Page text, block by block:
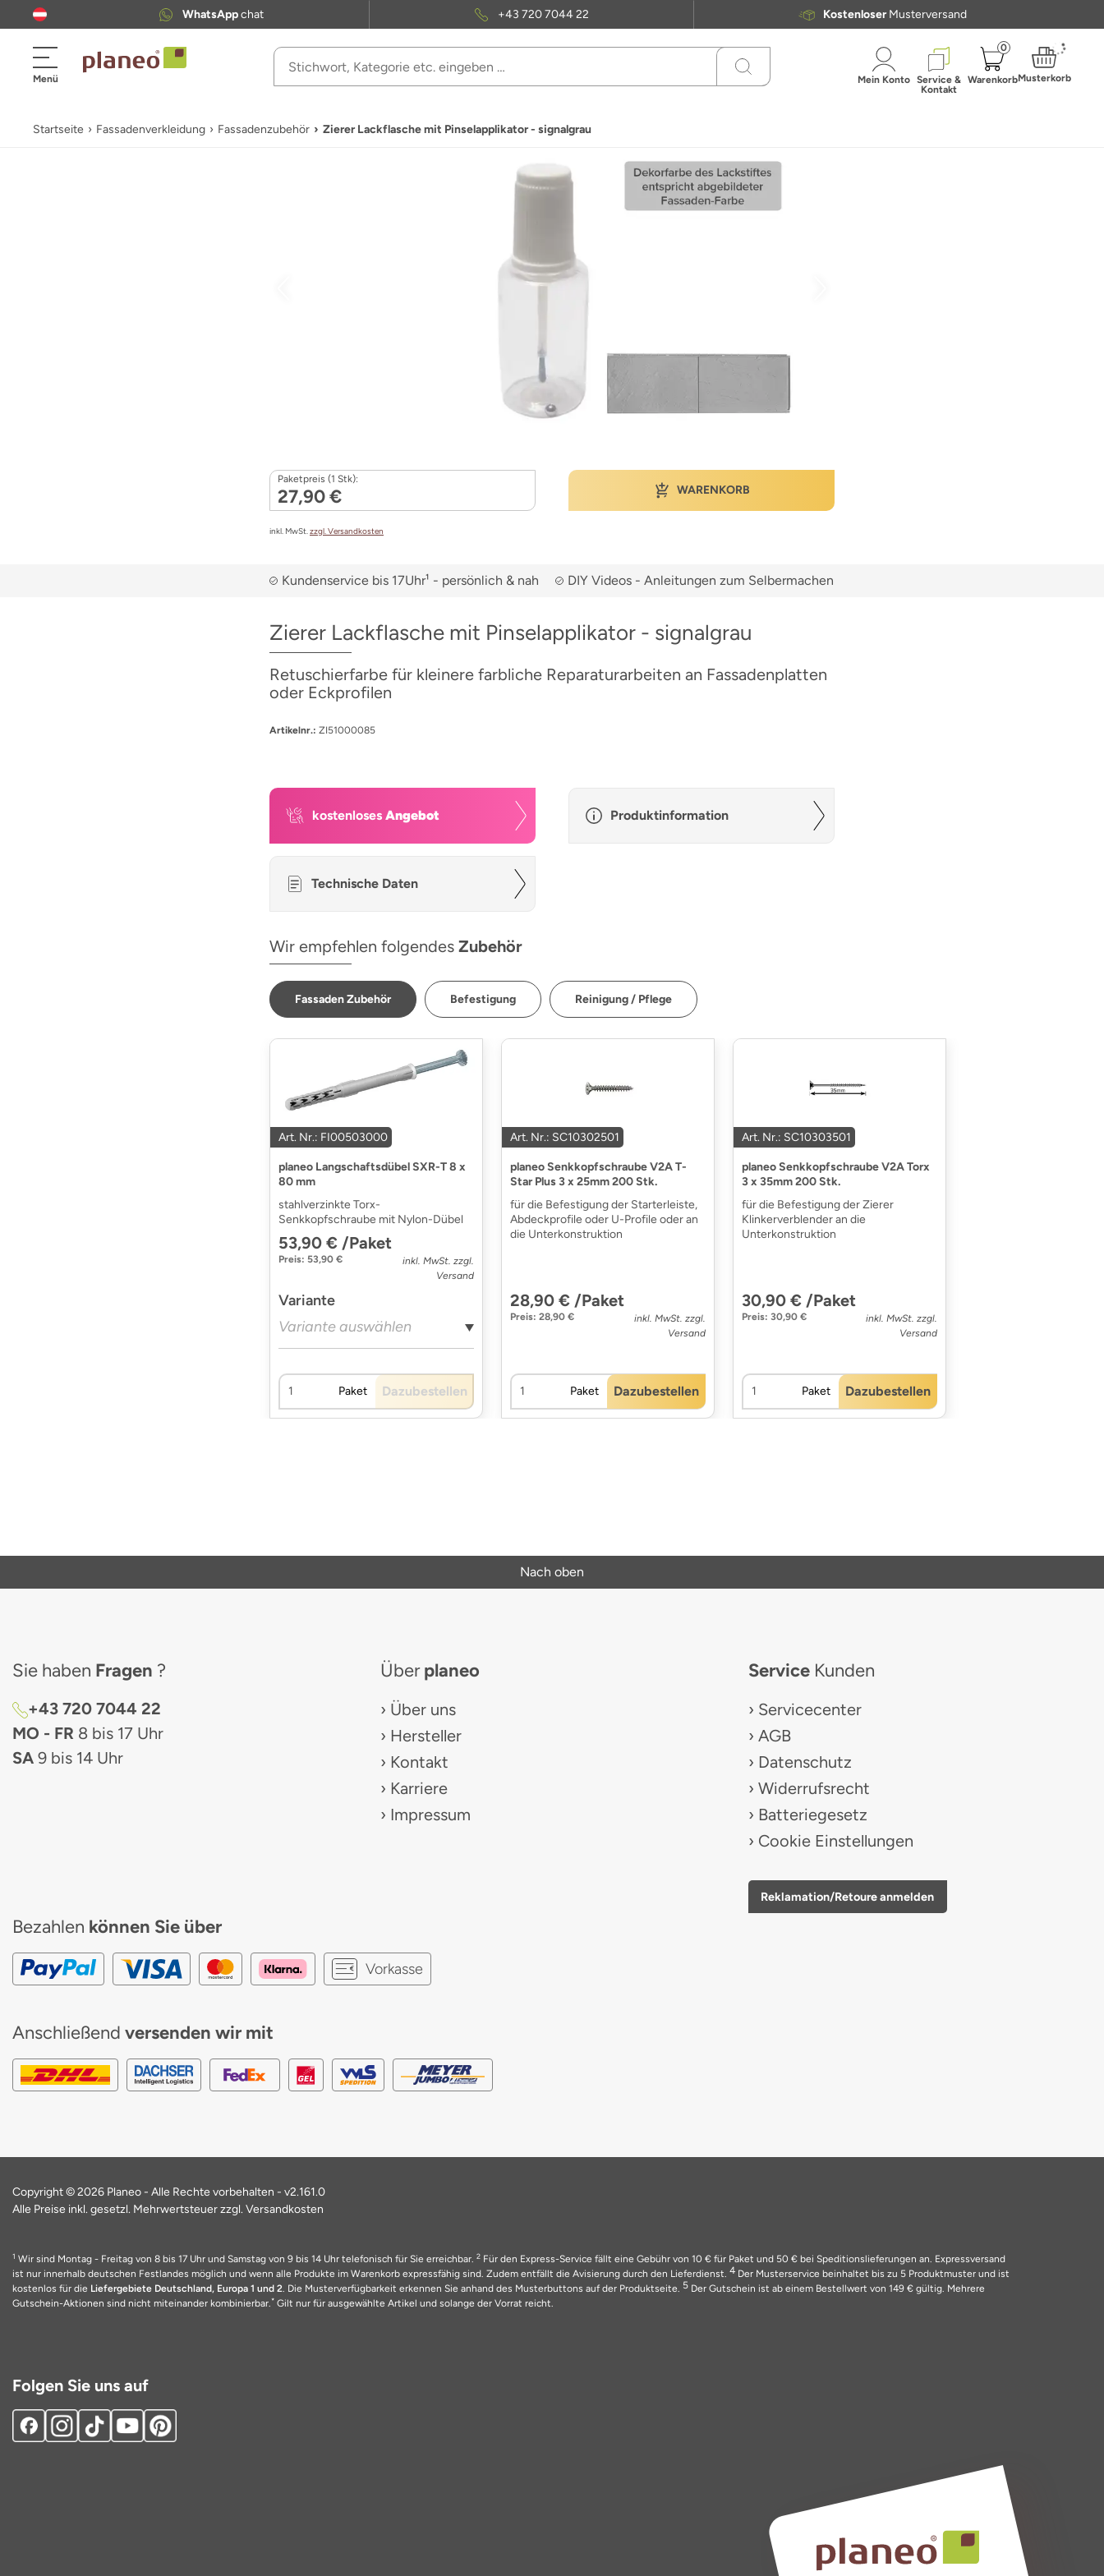
WhatsAppchat +43 720 7044 22 Kostenloser Musterversand
Menü Mein Konto Service &
Kontakt
0
WarenkorbMusterkorb
Startseite Fassadenverkleidung Fassadenzubehör Zierer Lackflasche mit Pinselapplikator - signalgrau
Paketpreis (1 Stk):
27,90 € WARENKORB
inkl. MwSt.zzgl. Versandkosten
Kundenservice bis 17Uhr¹ - persönlich & nah DIY Videos - Anleitungen zum Selbermachen
Zierer Lackflasche mit Pinselapplikator - signalgrau
Retuschierfarbe für kleinere farbliche Reparaturarbeiten an Fassadenplatten
oder Eckprofilen
Artikelnr.: ZI51000085
kostenloses Angebot Produktinformation
Technische Daten
Wir empfehlen folgendes Zubehör
Fassaden Zubehör Befestigung Reinigung / Pflege
Art. Nr.: FI00503000
planeo Langschaftsdübel SXR-T 8 x
80 mm
stahlverzinkte Torx-
Senkkopfschraube mit Nylon-Dübel
53,90 € /Paket
Preis: 53,90 €
inkl. MwSt. zzgl.
Versand
Variante
Paket Dazubestellen
Art. Nr.: SC10302501
planeo Senkkopfschraube V2A T-
Star Plus 3 x 25mm 200 Stk.
für die Befestigung der Starterleiste,
Abdeckprofile oder U-Profile oder an
die Unterkonstruktion
28,90 € /Paket
Preis: 28,90 €
inkl. MwSt. zzgl.
Versand
Paket Dazubestellen
Art. Nr.: SC10303501
planeo Senkkopfschraube V2A Torx
3 x 35mm 200 Stk.
für die Befestigung der Zierer
Klinkerverblender an die
Unterkonstruktion
30,90 € /Paket
Preis: 30,90 €
inkl. MwSt. zzgl.
Versand
Paket Dazubestellen
Nach oben
Sie haben Fragen ?
+43 720 7044 22
MO - FR 8 bis 17 Uhr
SA 9 bis 14 Uhr
Überplaneo
Über uns
Hersteller
Kontakt
Karriere
Impressum
ServiceKunden
Servicecenter
AGB
Datenschutz
Widerrufsrecht
Batteriegesetz
Cookie Einstellungen
Reklamation/Retoure anmelden
Bezahlen können Sie über
Vorkasse
Anschließend versenden wir mit
Copyright © 2026 Planeo - Alle Rechte vorbehalten - v2.161.0
Alle Preise inkl. gesetzl. Mehrwertsteuer zzgl. Versandkosten
1 Wir sind Montag - Freitag von 8 bis 17 Uhr und Samstag von 9 bis 14 Uhr telefonisch für Sie erreichbar. 2 Für den Express-Service fällt eine Gebühr von 10 € für Paket und 50 € bei Speditionslieferungen an. Expressversand
ist nur innerhalb deutschen Festlandes möglich und wenn alle Produkte im Warenkorb expressfähig sind. Zudem entfällt die Avisierung durch den Lieferdienst. 4 Der Musterservice beinhaltet bis zu 5 Produktmuster und ist
kostenlos für die Liefergebiete Deutschland, Europa 1 und 2. Die Musterverfügbarkeit erkennen Sie anhand des Musterbuttons auf der Produktseite. 5 Der Gutschein ist ab einem Bestellwert von 149 € gültig. Mehrere
Gutschein-Aktionen sind nicht miteinander kombinierbar.* Gilt nur für ausgewählte Artikel und solange der Vorrat reicht.
Folgen Sie uns auf